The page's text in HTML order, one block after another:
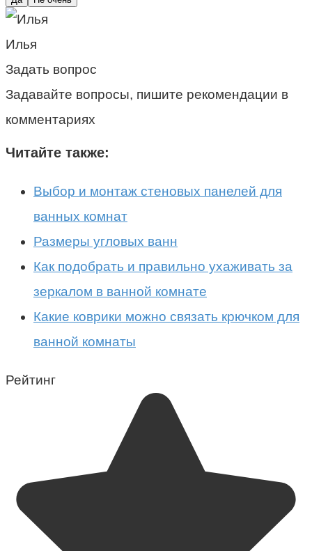
Илья
Задать вопрос
Задавайте вопросы, пишите рекомендации в
комментариях
Читайте также:
Выбор и монтаж стеновых панелей для
ванных комнат
Размеры угловых ванн
Как подобрать и правильно ухаживать за
зеркалом в ванной комнате
Какие коврики можно связать крючком для
ванной комнаты
Рейтинг